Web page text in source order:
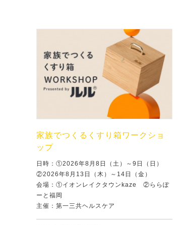
家族でつくるくすり箱ワークショ
ップ
日時：①2026年8月8日（土）～9日（日）
②2026年8月13日（木）～14日（金）
会場：①イオンレイクタウンkaze ②ららぽ
ーと福岡
主催：第一三共ヘルスケア